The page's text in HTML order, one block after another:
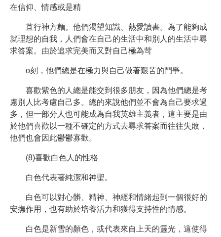
在信仰、情感或是精
苴行神方麵。他們渴望知識、熱愛讀書。為了能夠成
就理想的自我，人們會在自己的生活中和別人的生活中尋
求答案。由於追求完美而又對自己極為苛
o刻，他們總是在極力與自己做著艱苦的鬥爭。
喜歡紫色的人總是能交到很多朋友，因為他們總是考
慮別人比考慮自己多。總的來說他們並不會為自己要求過
多，但一部分人也可能成為自我英雄主義者，這主要是由
於他們喜歡以一種不確定的方式去尋求答案而往往失敗，
他們也會因此鬱鬱寡歡。
(8)喜歡白色人的性格
白色代表著純潔和神聖。
白色可以對心髒、精神、神經和情緒起到一個很好的
安撫作用，也有助於培養活力和獲得支持性的情感。
白色是新雪的顏色，或代表來自上天的靈光，這使得